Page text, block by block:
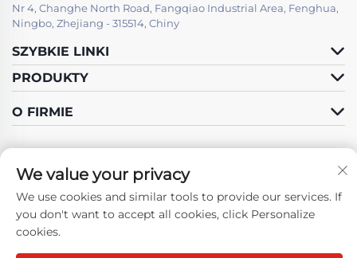
Nr 4, Changhe North Road, Fangqiao Industrial Area, Fenghua,
Ningbo, Zhejiang - 315514, Chiny
SZYBKIE LINKI
PRODUKTY
O FIRMIE
Śledź Nas
We value your privacy
We use cookies and similar tools to provide our services. If
you don't want to accept all cookies, click Personalize
cookies.